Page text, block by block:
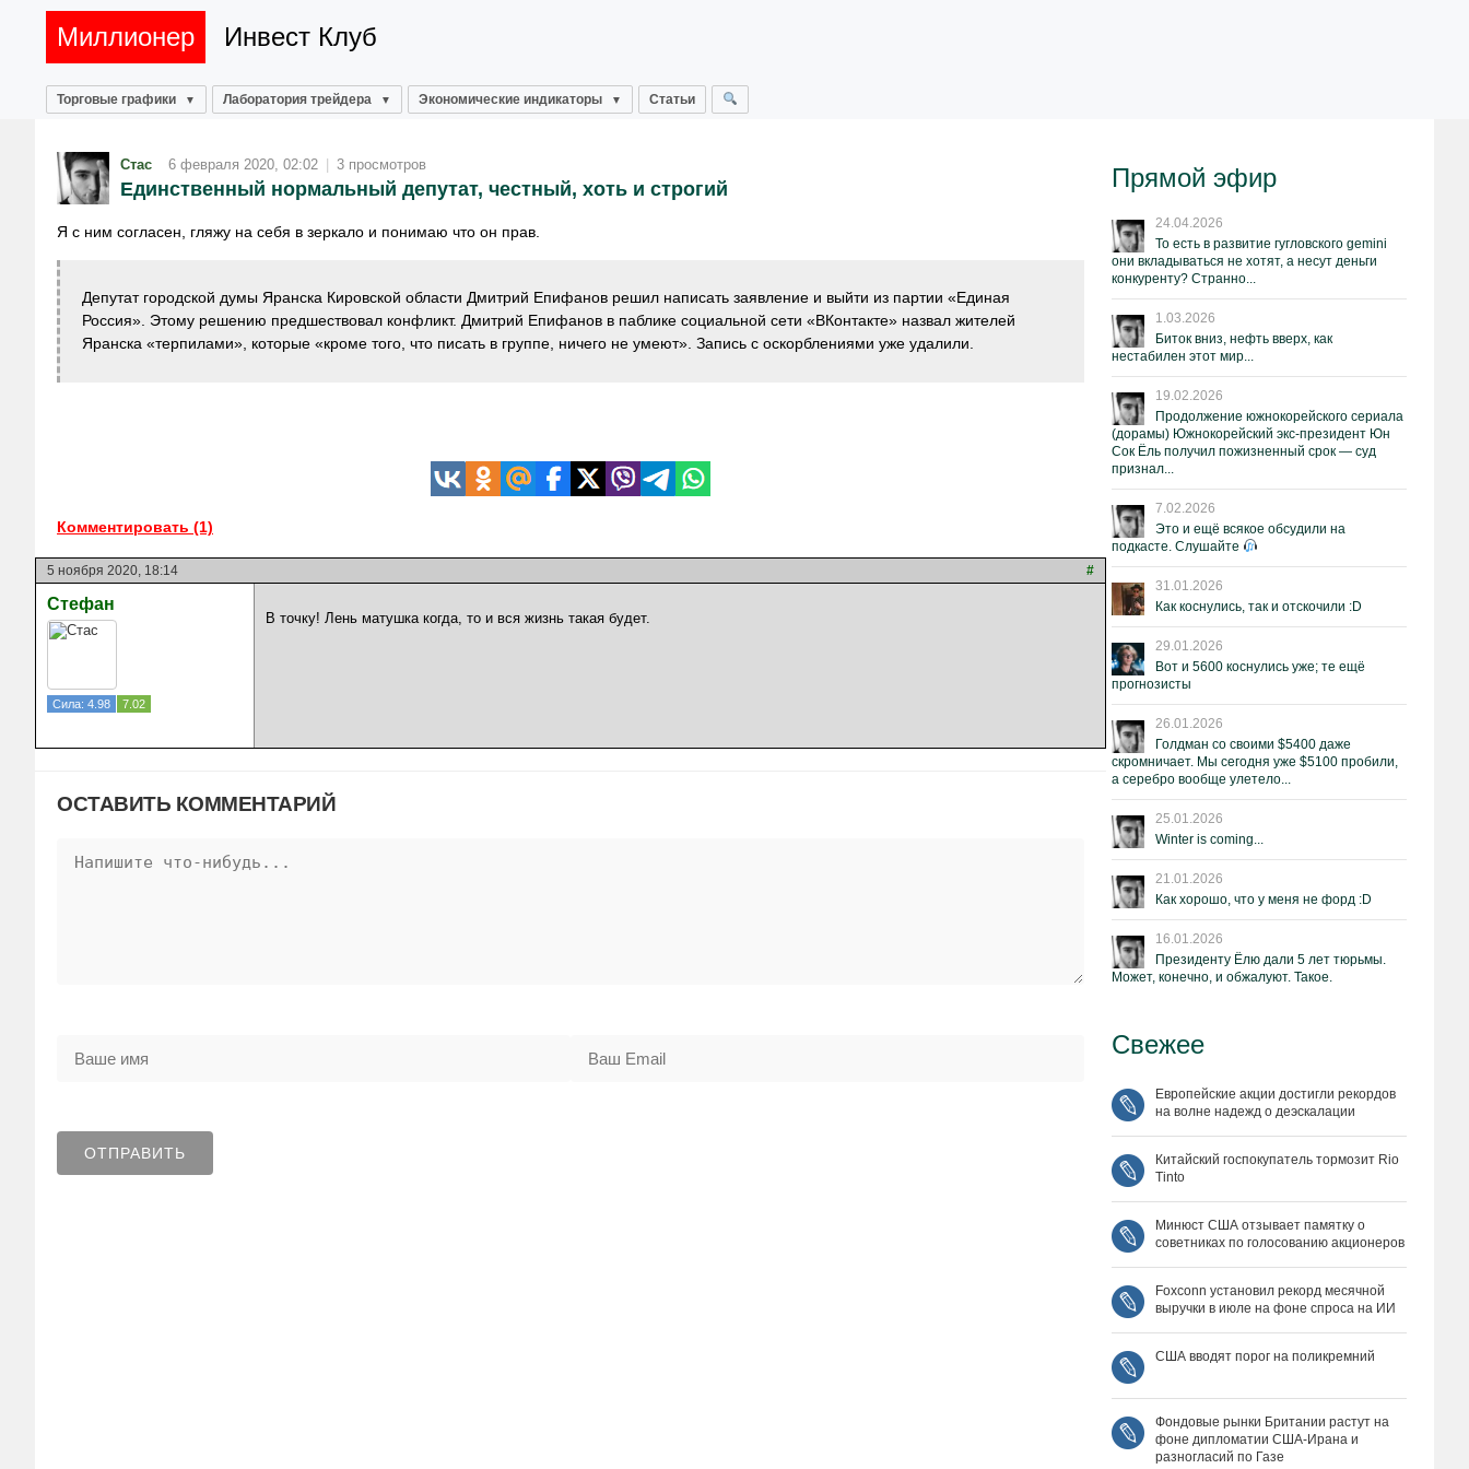
Миллионер Инвест Клуб
Торговые графики Лаборатория трейдера Экономические индикаторы Статьи
Стас 6 февраля 2020, 02:02 | 3 просмотров
Единственный нормальный депутат, честный, хоть и строгий
Я с ним согласен, гляжу на себя в зеркало и понимаю что он прав.
Депутат городской думы Яранска Кировской области Дмитрий Епифанов решил написать заявление и выйти из партии «Единая
Россия». Этому решению предшествовал конфликт. Дмитрий Епифанов в паблике социальной сети «ВКонтакте» назвал жителей
Яранска «терпилами», которые «кроме того, что писать в группе, ничего не умеют». Запись с оскорблениями уже удалили.
Комментировать (1)
5 ноября 2020, 18:14 #
Стефан
Сила: 4.98 7.02
В точку! Лень матушка когда, то и вся жизнь такая будет.
ОСТАВИТЬ КОММЕНТАРИЙ
Прямой эфир
24.04.2026
То есть в развитие гугловского gemini
они вкладываться не хотят, а несут деньги
конкуренту? Странно...
1.03.2026
Биток вниз, нефть вверх, как
нестабилен этот мир...
19.02.2026
Продолжение южнокорейского сериала
(дорамы) Южнокорейский экс-президент Юн
Сок Ёль получил пожизненный срок — суд
признал...
7.02.2026
Это и ещё всякое обсудили на
подкасте. Слушайте
31.01.2026
Как коснулись, так и отскочили :D
29.01.2026
Вот и 5600 коснулись уже; те ещё
прогнозисты
26.01.2026
Голдман со своими $5400 даже
скромничает. Мы сегодня уже $5100 пробили,
а серебро вообще улетело...
25.01.2026
Winter is coming...
21.01.2026
Как хорошо, что у меня не форд :D
16.01.2026
Президенту Ёлю дали 5 лет тюрьмы.
Может, конечно, и обжалуют. Такое.
Свежее
Европейские акции достигли рекордов
на волне надежд о деэскалации
Китайский госпокупатель тормозит Rio
Tinto
Минюст США отзывает памятку о
советниках по голосованию акционеров
Foxconn установил рекорд месячной
выручки в июле на фоне спроса на ИИ
США вводят порог на поликремний
Фондовые рынки Британии растут на
фоне дипломатии США‑Ирана и
разногласий по Газе